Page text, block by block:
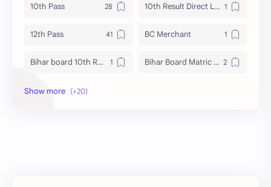
10th Pass 10th Result Direct Link
12th Pass BC Merchant
Bihar board 10th Result 2026 Bihar Board Matric Result 2026